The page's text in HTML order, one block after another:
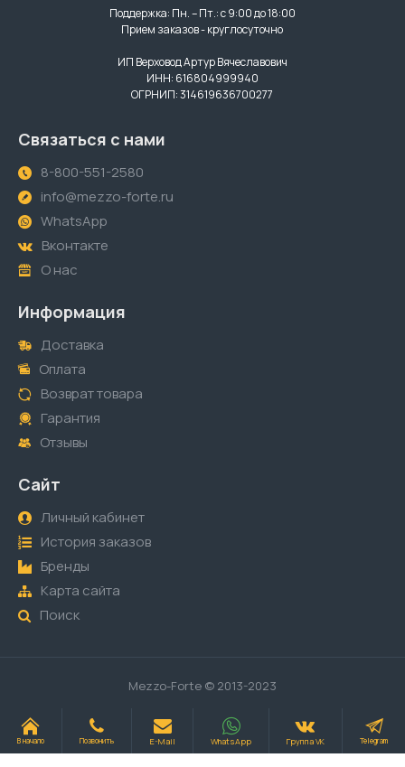
Поддержка: Пн. – Пт.: с 9:00 до 18:00
Прием заказов - круглосуточно
ИП Верховод Артур Вячеславович
ИНН: 616804999940
ОГРНИП: 314619636700277
Связаться с нами
8-800-551-2580
info@mezzo-forte.ru
WhatsApp
Вконтакте
О нас
Информация
Доставка
Оплата
Возврат товара
Гарантия
Отзывы
Сайт
Личный кабинет
История заказов
Бренды
Карта сайта
Поиск
Mezzo-Forte © 2013-2023
В начало Позвонить E-Mail WhatsApp Группа VK Telegram